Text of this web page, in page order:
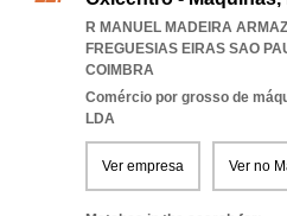
R MANUEL MADEIRA
FREGUESIAS EIRAS SAO
COIMBRA
Comércio por grosso de
LDA
Ver empresa Ver no